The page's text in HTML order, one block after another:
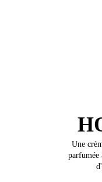
Une
parfumée